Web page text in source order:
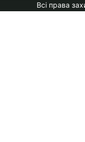
Всі права